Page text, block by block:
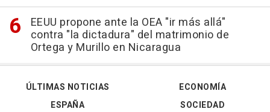
EEUU propone ante la OEA "ir más allá"
contra "la dictadura" del matrimonio de
Ortega y Murillo en Nicaragua
ÚLTIMAS NOTICIAS
ESPAÑA
ECONOMÍA
SOCIEDAD